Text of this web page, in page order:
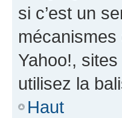
si c’est un
mécanismes
Yahoo!,
utilisez la
Haut